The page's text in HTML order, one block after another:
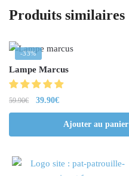
Produits similaires
-33%
Lampe Marcus
59.90€ 39.90€
Ajouter au panier